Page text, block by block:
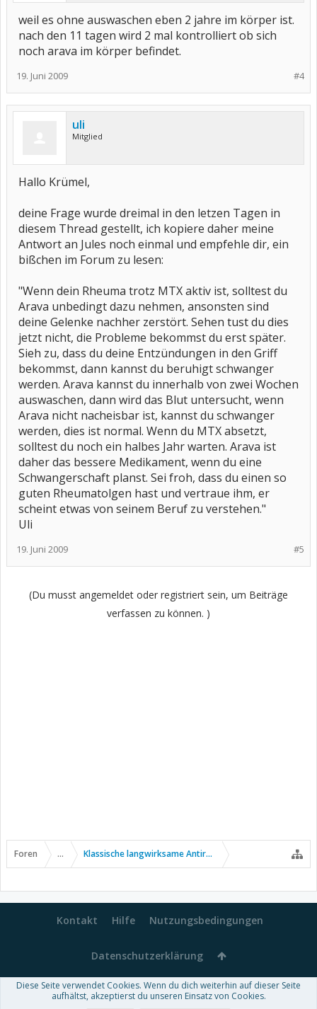
weil es ohne auswaschen eben 2 jahre im körper ist.
nach den 11 tagen wird 2 mal kontrolliert ob sich
noch arava im körper befindet.
#4
19. Juni 2009
uli
Mitglied
Hallo Krümel,
deine Frage wurde dreimal in den letzen Tagen in
diesem Thread gestellt, ich kopiere daher meine
Antwort an Jules noch einmal und empfehle dir, ein
bißchen im Forum zu lesen:
"Wenn dein Rheuma trotz MTX aktiv ist, solltest du
Arava unbedingt dazu nehmen, ansonsten sind
deine Gelenke nachher zerstört. Sehen tust du dies
jetzt nicht, die Probleme bekommst du erst später.
Sieh zu, dass du deine Entzündungen in den Griff
bekommst, dann kannst du beruhigt schwanger
werden. Arava kannst du innerhalb von zwei Wochen
auswaschen, dann wird das Blut untersucht, wenn
Arava nicht nacheisbar ist, kannst du schwanger
werden, dies ist normal. Wenn du MTX absetzt,
solltest du noch ein halbes Jahr warten. Arava ist
daher das bessere Medikament, wenn du eine
Schwangerschaft planst. Sei froh, dass du einen so
guten Rheumatolgen hast und vertraue ihm, er
scheint etwas von seinem Beruf zu verstehen."
Uli
#5
19. Juni 2009
(Du musst angemeldet oder registriert sein, um Beiträge
verfassen zu können. )
Foren ... Klassische langwirksame Antirheumatika
Kontakt Hilfe Nutzungsbedingungen
Datenschutzerklärung
Forum software by XenForo™-Deutsch von xenDach
Diese Seite verwendet Cookies. Wenn du dich weiterhin auf dieser Seite
aufhältst, akzeptierst du unseren Einsatz von Cookies.